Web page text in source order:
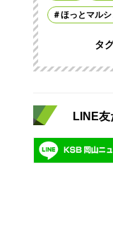
ほっとマルシ
タ
LINE